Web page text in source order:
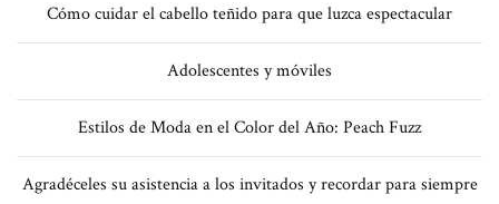
Cómo cuidar el cabello teñido para que luzca espectacular
Adolescentes y móviles
Estilos de Moda en el Color del Año: Peach Fuzz
Agradéceles su asistencia a los invitados y recordar para siempre